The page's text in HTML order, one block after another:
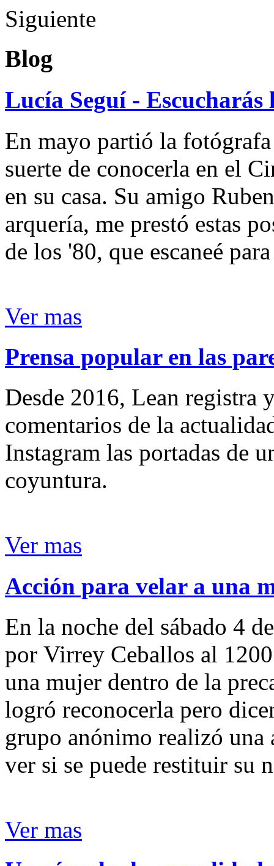
Siguiente
Blog
Lucía Seguí - Escucharás
En mayo partió la
suerte de conocerla en el
en su casa. Su amigo
arquería, me prestó estas
de los '80, que escaneé
Ver mas
Prensa popular en las
Desde 2016, Lean registra
comentarios de la
Instagram las portadas de
coyuntura.
Ver mas
Acción para velar a una
En la noche del sábado 4
por Virrey Ceballos al
una mujer dentro de la
logró reconocerla pero
grupo anónimo realizó
ver si se puede restituir su
Ver mas